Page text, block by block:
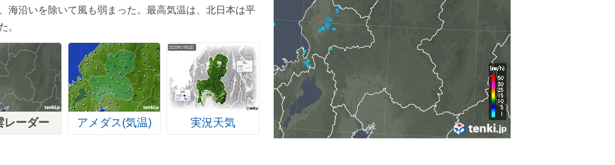
海沿いを除いて風も弱まった。最高気温は、北日本は平
。
レーダー アメダス(気温) 実況天気